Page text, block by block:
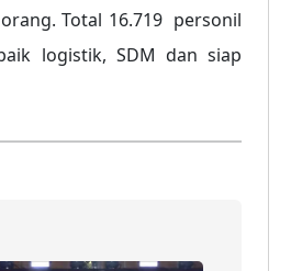
orang. Total 16.719 personil
logistik, SDM dan siap